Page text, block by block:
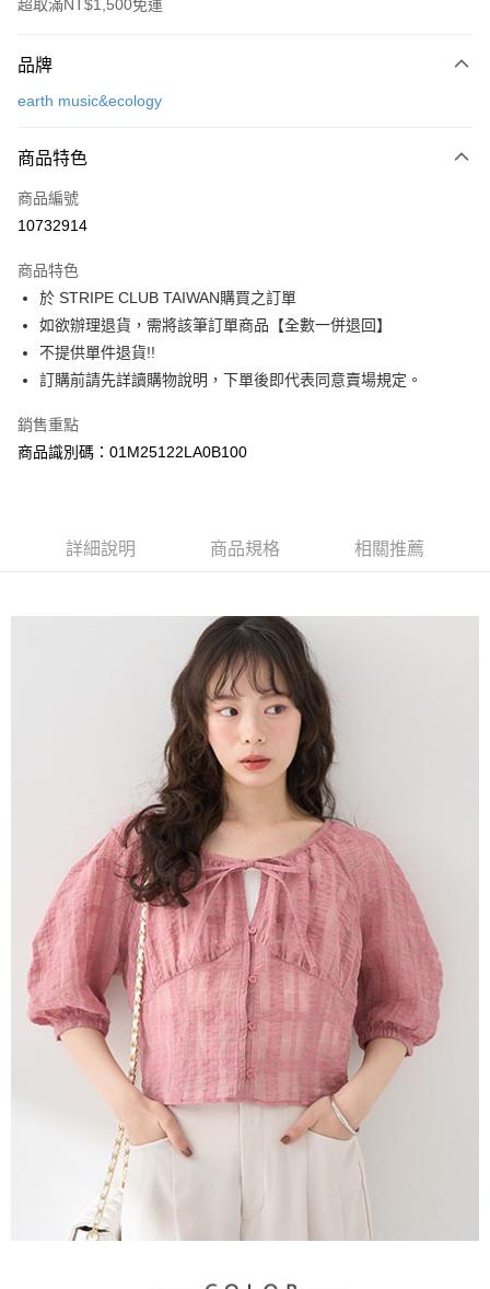
超取滿NT$1,500免運
信用卡一次付款
3 期 0 利率 每期
合作金庫商業銀行
上海商業儲蓄銀行
臺灣中小企業銀行
匯豐（台灣）商業銀行
華泰商業銀行
聯邦商業銀行
遠東國際商業銀行
元大商業銀行
玉山商業銀行
星展（台灣）商業銀行
台灣樂天信用卡公司
超商取貨付款
LINE Pay
Apple Pay
街口支付
悠遊付
大哥付你分期
相關說明
流程，驗證手機門號後，選擇欲分期的期數、繳款截止日，確認付款後即完
消。如遇「轉專審核」未通過狀況，表示未達大哥付你分期系統評分，恕無
1.分期款項不併入電信帳單，「大哥付你分期」於每月結算日後寄送繳費提
2.透過簡訊連結打開帳單後，可選擇「超商條碼／台灣大直營門市／銀行轉
帳／街口支付／iPASS MONEY」等通路繳費。
1.本服務係由「台灣大哥大股份有限公司」（以下簡稱本公司）所提供，讓
用戶於交易時，得透過本服務購買商品或服務，並由商店將買賣／分期付款
買賣價金債權讓與本公司後，依約使用本公司帳單繳交帳款。
2.基於同意付款使用「大哥付你分期」之契約關係目的，商店將以您的個人
資料（包含姓名、電話或地址）提供予台灣大哥大進項蒐集、處理及利用，
由本公司與您本人進行分期帳單所需資料之確認、核對及更正。
3.完整用戶服務條款，請詳閱以下連結：https://oppay.tw/userRule
【關於「AFTEE先享後付」】
１．簡單：不需註冊會員、不需綁卡、不需儲值。
２．便利：只要手機號碼，簡訊認證，即可結帳。
３．安心：先確認商品／服務後，再付款。
【「AFTEE先享後付」結帳流程】
１．於結帳方式選擇「AFTEE先享後付」後，將跳轉至「AFTEE先享後付」
結帳頁面，進行簡訊認證並確認金額後，即可完成結帳。
２．訂單成立數日內，您將收到繳費通知簡訊。
３．收到繳費通知簡訊後14天內，點擊此簡訊中的連結，可透過四大超商／
ATM／網路銀行／等多元方式進行付款，方視為交易完成。
※ 請注意：結帳手續完成當下不需立刻繳費，但若您需要取消訂單，請聯絡
購買商品的店家。未經商家同意取消之訂單仍視為有效，需透過AFTEE先享
後付繳納相關費用。
※ 交易是否成功請以「AFTEE先享後付 」之結帳頁面顯示為準，若有關於
是否繳費成功／繳費後需取消欲退款等相關疑問，請聯繫「AFTEE先享後付
客戶支援中心」 https://netprotections.freshdesk.com/support/home
【注意事項】
１．透過由恩沛科技股份有限公司提供之「AFTEE先享後付」服務完成之交
易，需依本服務之必要範圍內提供個人資料，並將交易相關給付款項請求債
權轉讓予恩沛科技股份有限公司。
２．關於個人資料處理事宜，請瀏覽以下網址：
https://aftee.tw/terms/#terms3
３．未成年的使用者請事先徵得法定代理人或監護人之同意方可使用
「AFTEE先享後付」，若未經同意申辦者引起之損失，本公司不負相關責
４．使用「AFTEE先享後付」時，將依據個別帳號之用戶狀況，依本公司即
時審查核予不同之上限額度；若仍有額度不足之情形，本公司將視審查結果
請求用戶進行身份認證。
５．嚴禁一人註冊多個帳號或使用他人資訊註冊。若發現惡意使用之情形，
恩沛科技股份有限公司將有權停止該用戶之使用額度並採取法律行動。
每筆NT$60，滿NT$1,500(含以上)免運費
每筆NT$60，滿NT$1,500(含以上)免運費
每筆NT$60，滿NT$1,500(含以上)免運費
萊爾富純取貨
每筆NT$60，滿NT$1,500(含以上)免運費
7-11取貨付款
每筆NT$60，滿NT$1,500(含以上)免運費
7-11純取貨
每筆NT$60，滿NT$1,500(含以上)免運費
每筆NT$90，滿NT$1,500(含以上)免運費
品牌
earth music&ecology
商品特色
商品編號
10732914
商品特色
於 STRIPE CLUB TAIWAN購買之訂單
如欲辦理退貨，需將該筆訂單商品【全數一併退回】
不提供單件退貨!!
訂購前請先詳讀購物說明，下單後即代表同意賣場規定。
銷售重點
商品識別碼：01M25122LA0B100
詳細說明 商品規格 相關推薦